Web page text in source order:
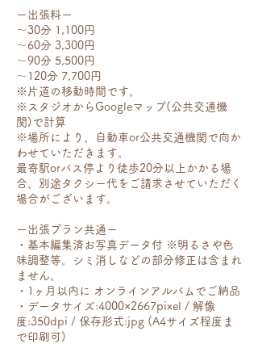
ー出張料ー
〜30分 1,100円
〜60分 3,300円
〜90分 5,500円
〜120分 7,700円
※片道の移動時間です。
※スタジオからGoogleマップ(公共交通機
関)で計算
※場所により、自動車or公共交通機関で向か
わせていただきます。
最寄駅orバス停より徒歩20分以上かかる場
合、別途タクシー代をご請求させていただく
場合がございます。
ー出張プラン共通ー
・基本編集済お写真データ付 ※明るさや色
味調整等。シミ消しなどの部分修正は含まれ
ません。
・1ヶ月以内に オンラインアルバムでご納品
・データサイズ:4000×2667pixel / 解像
度:350dpi / 保存形式:jpg (A4サイズ程度ま
で印刷可)